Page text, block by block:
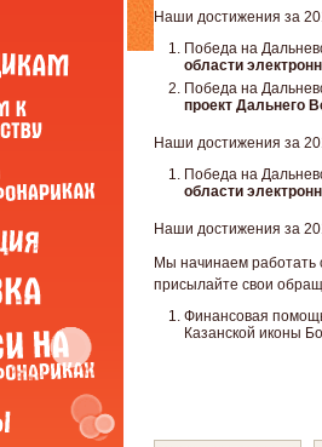
Наши достижения за
Победа на
области
Победа на
проект Дальнего
Наши достижения за
Победа на
области
Наши достижения за
Мы начинаем работать
присылайте свои
Финансовая
Казанской иконы